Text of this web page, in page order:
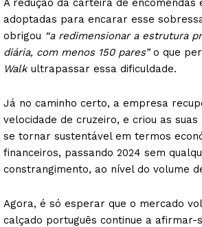
adoptadas para encarar esse
obrigou “a redimensionar a estrutura
diária, com menos 150 pares”o que
Walkultrapassar essa dificuldade.
Já no caminho certo, a empresa
velocidade de cruzeiro, e criou as
se tornar sustentável em termos
financeiros, passando 2024 sem
constrangimento, ao nível do volume
Agora, é só esperar que o mercado
calçado português continue a afirmar-